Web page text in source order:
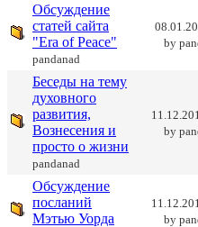
Обсуждение
статей сайта
"Era of Peace"
pandanad
by
Беседы на тему
духовного
развития,
Вознесения и
просто о жизни
pandanad
by
Обсуждение
посланий
Мэтью Уорда
by